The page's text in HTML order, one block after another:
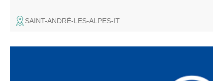
SAINT-ANDRÉ-LES-ALPES-IT
progetti e le vostre esigenze assicurative sia nella vita